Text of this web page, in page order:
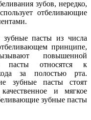
зубов, нередко,
отбеливающие
пасты из числа
принципе,
повышенной
пасты относятся к
за полостью рта.
зубные пасты стоят
и мягкое
зубные пасты